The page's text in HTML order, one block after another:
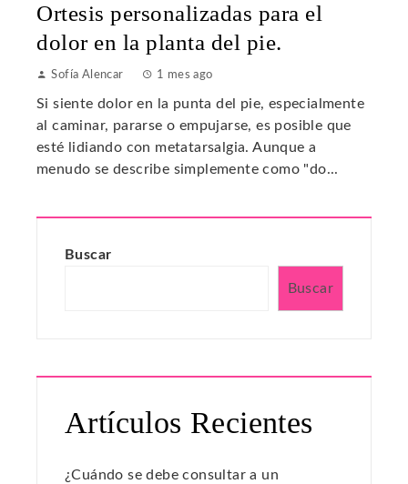
Ortesis personalizadas para el
dolor en la planta del pie.
Sofía Alencar 1 mes ago
Si siente dolor en la punta del pie, especialmente
al caminar, pararse o empujarse, es posible que
esté lidiando con metatarsalgia. Aunque a
menudo se describe simplemente como "do...
Buscar
Buscar
Artículos Recientes
¿Cuándo se debe consultar a un